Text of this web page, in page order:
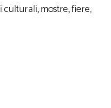
culturali, mostre, fiere,